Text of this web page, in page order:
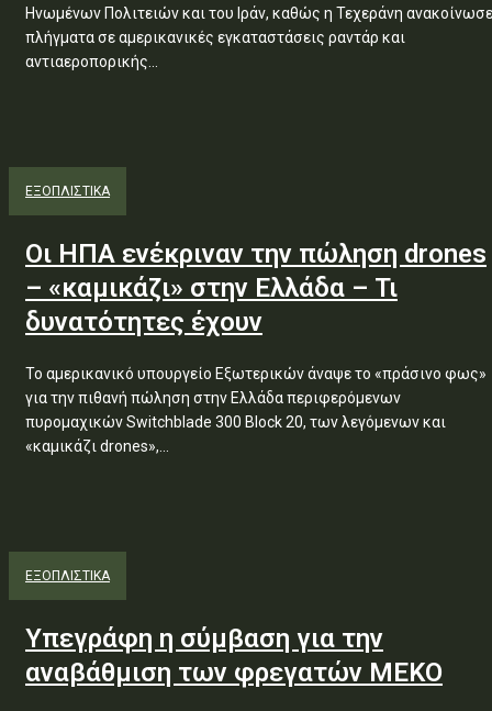
Ηνωμένων Πολιτειών και του Ιράν, καθώς η Τεχεράνη ανακοίνωσε
πλήγματα σε αμερικανικές εγκαταστάσεις ραντάρ και
αντιαεροπορικής...
ΕΞΟΠΛΙΣΤΙΚΑ
Οι ΗΠΑ ενέκριναν την πώληση drones
– «καμικάζι» στην Ελλάδα – Τι
δυνατότητες έχουν
Το αμερικανικό υπουργείο Εξωτερικών άναψε το «πράσινο φως»
για την πιθανή πώληση στην Ελλάδα περιφερόμενων
πυρομαχικών Switchblade 300 Block 20, των λεγόμενων και
«καμικάζι drones»,...
ΕΞΟΠΛΙΣΤΙΚΑ
Υπεγράφη η σύμβαση για την
αναβάθμιση των φρεγατών ΜΕΚΟ